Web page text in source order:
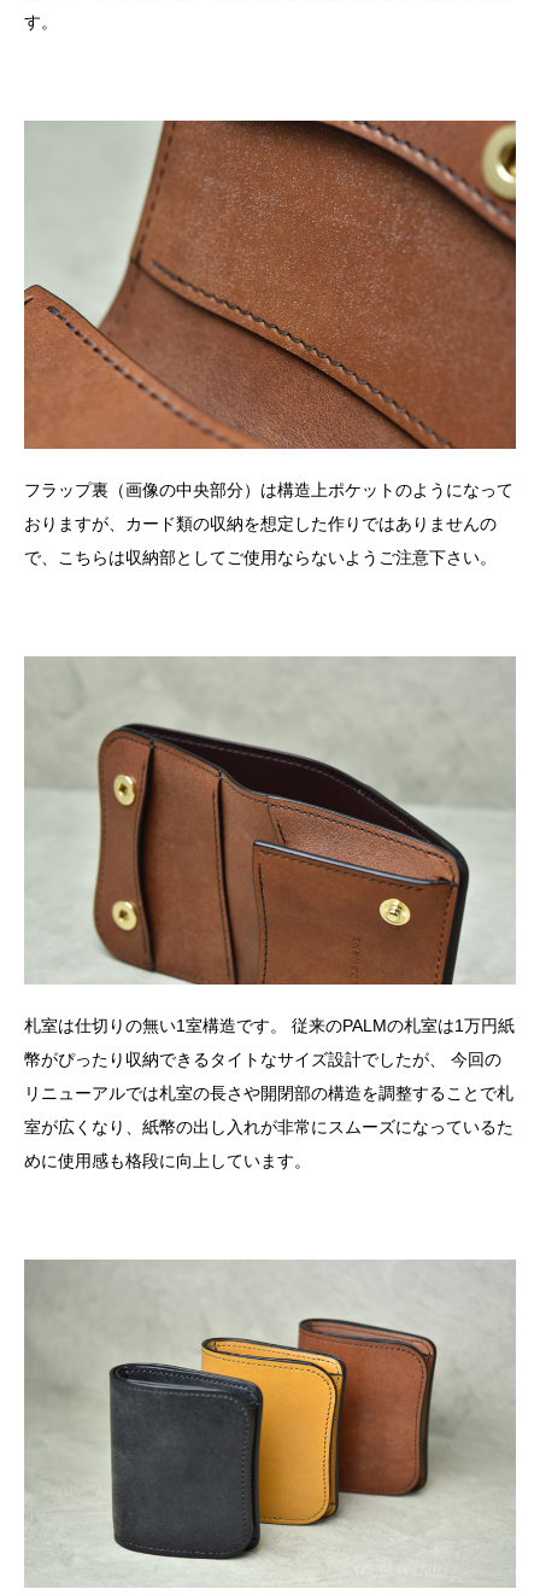
す。
フラップ裏（画像の中央部分）は構造上ポケットのようになって
おりますが、カード類の収納を想定した作りではありませんの
で、こちらは収納部としてご使用ならないようご注意下さい。
札室は仕切りの無い1室構造です。 従来のPALMの札室は1万円紙
幣がぴったり収納できるタイトなサイズ設計でしたが、 今回の
リニューアルでは札室の長さや開閉部の構造を調整することで札
室が広くなり、紙幣の出し入れが非常にスムーズになっているた
めに使用感も格段に向上しています。